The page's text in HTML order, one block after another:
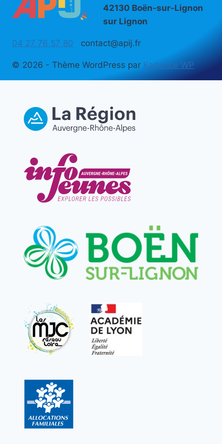
42130 Boën-sur-Lignon
sur Lignon
04 27 76 57 80 contact@apij.fr
© 2026 - Thème WordPress par Kadence WP